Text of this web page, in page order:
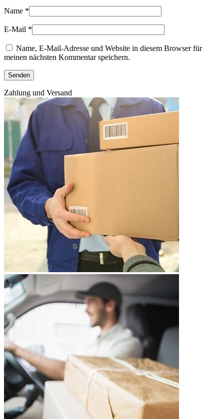
Name *
E-Mail *
Name, E-Mail-Adresse und Website in diesem Browser für
meinen nächsten Kommentar speichern.
Zahlung und Versand